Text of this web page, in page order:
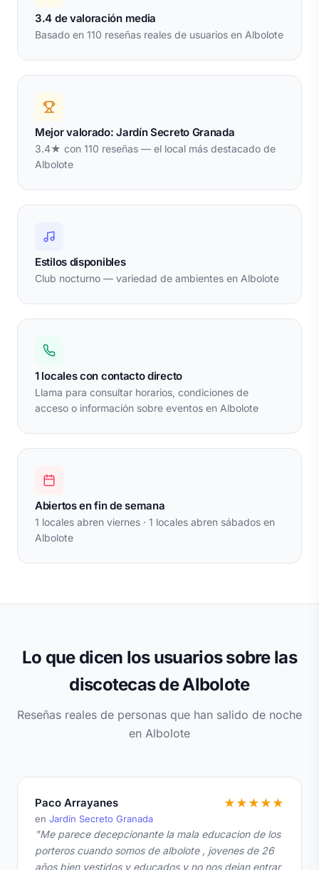
3.4 de valoración media
Basado en 110 reseñas reales de usuarios en Albolote
Mejor valorado: Jardín Secreto Granada
3.4★ con 110 reseñas — el local más destacado de
Albolote
Estilos disponibles
Club nocturno — variedad de ambientes en Albolote
1 locales con contacto directo
Llama para consultar horarios, condiciones de
acceso o información sobre eventos en Albolote
Abiertos en fin de semana
1 locales abren viernes · 1 locales abren sábados en
Albolote
Lo que dicen los usuarios sobre las
discotecas de Albolote
Reseñas reales de personas que han salido de noche
en Albolote
Paco Arrayanes
en Jardín Secreto Granada
★ ★ ★ ★ ★
"Me parece decepcionante la mala educacion de los
porteros cuando somos de albolote , jovenes de 26
años bien vestidos y educados y no nos dejan entrar